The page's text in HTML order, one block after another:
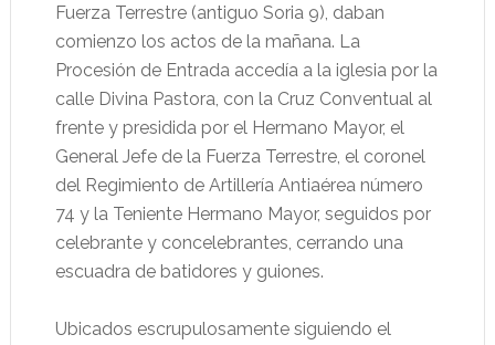
Fuerza Terrestre (antiguo Soria 9), daban
comienzo los actos de la mañana. La
Procesión de Entrada accedía a la iglesia por la
calle Divina Pastora, con la Cruz Conventual al
frente y presidida por el Hermano Mayor, el
General Jefe de la Fuerza Terrestre, el coronel
del Regimiento de Artillería Antiaérea número
74 y la Teniente Hermano Mayor, seguidos por
celebrante y concelebrantes, cerrando una
escuadra de batidores y guiones.
Ubicados escrupulosamente siguiendo el